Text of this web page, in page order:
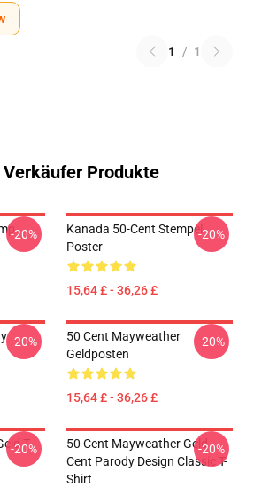
1 / 1
Verkäufer Produkte
-20%
Kanada 50-Cent Stempel
Poster
15,64 £ - 36,26 £
-20%
-20%
50 Cent Mayweather
Geldposten
15,64 £ - 36,26 £
-20%
T-
-20%
50 Cent Mayweather Geld
Cent Parody Design Classic T-
Shirt
-20%